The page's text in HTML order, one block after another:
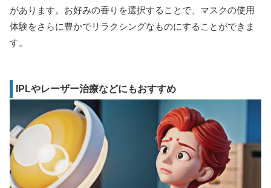
があります。お好みの香りを選択することで、マスクの使用
体験をさらに豊かでリラクシングなものにすることができま
す。
IPLやレーザー治療などにもおすすめ